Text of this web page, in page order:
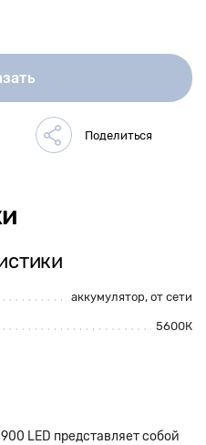
аккумулятор, от сети
5600К
LED представляет собой